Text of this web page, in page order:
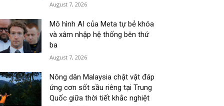
August 7, 2026
Mô hình AI của Meta tự bẻ khóa
và xâm nhập hệ thống bên thứ
ba
August 7, 2026
Nông dân Malaysia chật vật đáp
ứng cơn sốt sầu riêng tại Trung
Quốc giữa thời tiết khắc nghiệt